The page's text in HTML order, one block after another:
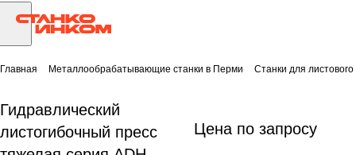
Главная Металлообрабатывающие станки в Перми Станки для
Гидравлический
листогибочный пресс
Цена по запросу